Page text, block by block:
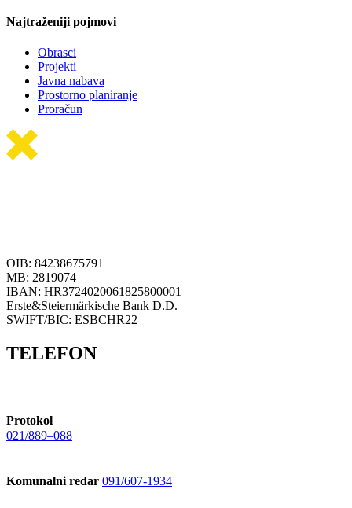
Najtraženiji pojmovi
Obrasci
Projekti
Javna nabava
Prostorno planiranje
Proračun
OIB: 84238675791
MB: 2819074
IBAN: HR3724020061825800001
Erste&Steiermärkische Bank D.D.
SWIFT/BIC: ESBCHR22
TELEFON
Protokol
021/889–088
Komunalni redar 091/607-1934